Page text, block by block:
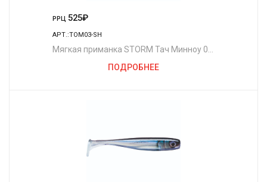
РРЦ 525₽
АРТ.:TOM03-SH
Мягкая приманка STORM Тач Минноу 03
ПОДРОБНЕЕ